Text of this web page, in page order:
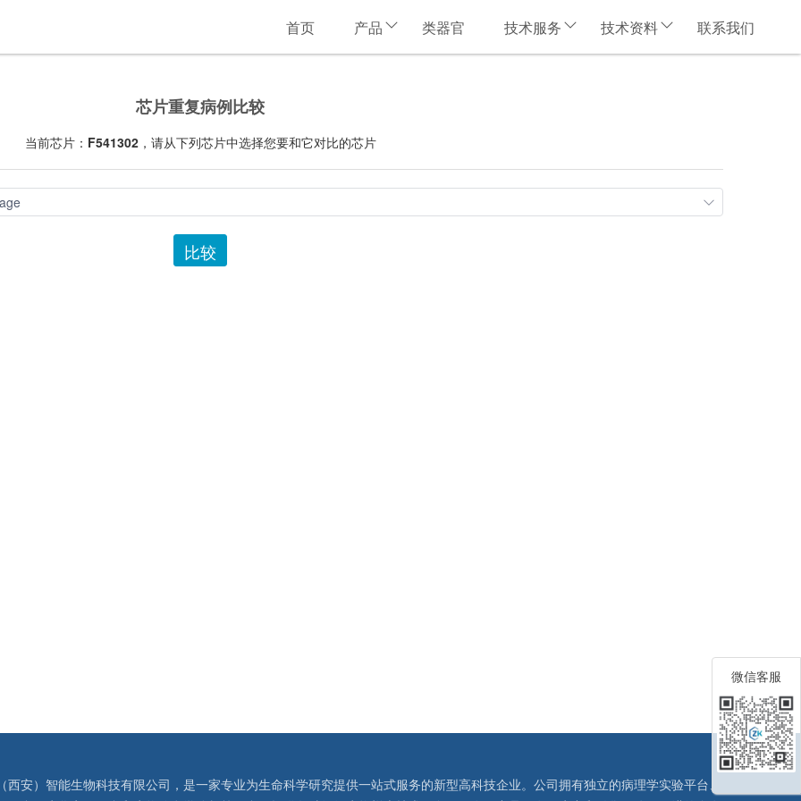
首页 产品 类器官 技术服务 技术资料 联系我们
芯片重复病例比较
当前芯片： F541302，请从下列芯片中选择您要和它对比的芯片
比较
西安）智能生物科技有限公司，是一家专业为生命科学研究提供一站式服务的新型高科技企业。公司拥有独立的病理学实验平台、
微信客服